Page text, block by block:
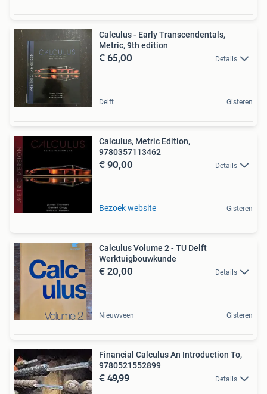
Calculus - Early Transcendentals,
Metric, 9th edition
€ 65,00 Details
Delft Gisteren
Calculus, Metric Edition,
9780357113462
€ 90,00 Details
Bezoek website Gisteren
Calculus Volume 2 - TU Delft
Werktuigbouwkunde
€ 20,00 Details
Nieuwveen Gisteren
Financial Calculus An Introduction To,
9780521552899
€ 49,99 Details